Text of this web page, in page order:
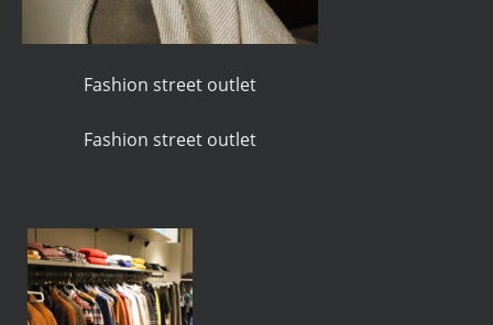
Fashion street outlet
Fashion street outlet